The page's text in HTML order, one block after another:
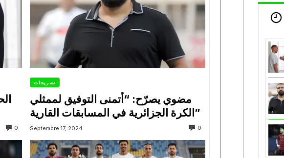
0
تصريحات
مضوي يصرّح: “أتمنى التوفيق لممثلي
الكرة الجزائرية في المسابقات القارية”
Septembre 17, 2024 0